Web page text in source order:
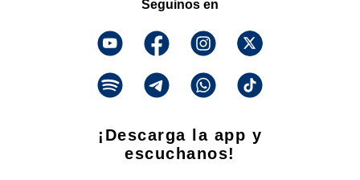
Seguinos en
¡Descarga la app y
escuchanos!